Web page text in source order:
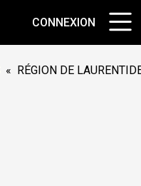
CONNEXION
« RÉGION DE